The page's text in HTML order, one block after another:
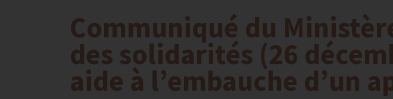
Communiqué du
des solidarités (26
aide à l’embauche d’un